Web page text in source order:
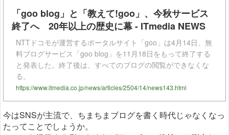
「goo blog」と「教えて!goo」、今秋サービス
終了へ 20年以上の歴史に幕 - ITmedia NEWS
NTTドコモが運営するポータルサイト「goo」は4月14日、無
料ブログサービス「goo blog」を11月18日をもって終了する
と発表した。終了後は、すべてのブログの閲覧ができなくな
る。
https://www.itmedia.co.jp/news/articles/2504/14/news143.html
今はSNSが主流で、ちまちまブログを書く時代じゃなくなっ
たってことでしょうか。